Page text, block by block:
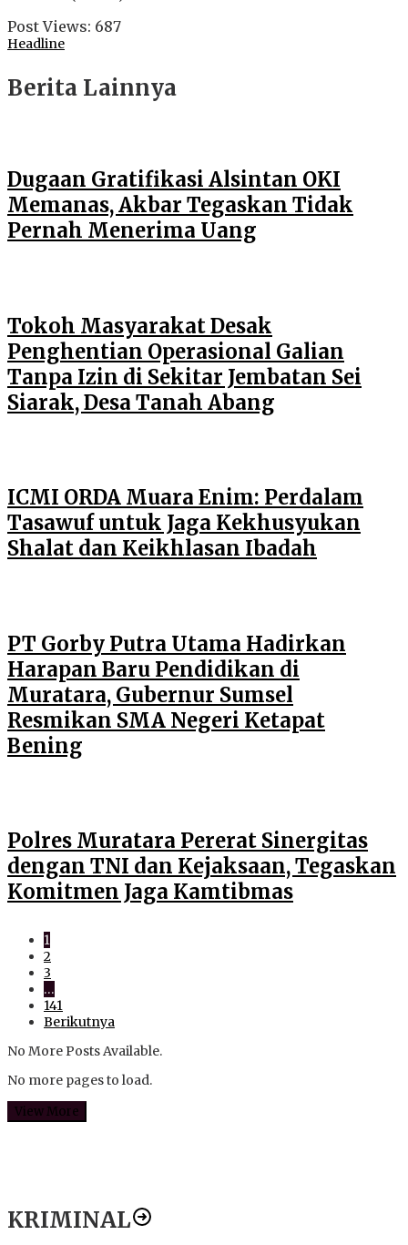
Post Views: 687
Headline
Berita Lainnya
Dugaan Gratifikasi Alsintan OKI
Memanas, Akbar Tegaskan Tidak
Pernah Menerima Uang
Tokoh Masyarakat Desak
Penghentian Operasional Galian
Tanpa Izin di Sekitar Jembatan Sei
Siarak, Desa Tanah Abang
ICMI ORDA Muara Enim: Perdalam
Tasawuf untuk Jaga Kekhusyukan
Shalat dan Keikhlasan Ibadah
PT Gorby Putra Utama Hadirkan
Harapan Baru Pendidikan di
Muratara, Gubernur Sumsel
Resmikan SMA Negeri Ketapat
Bening
Polres Muratara Pererat Sinergitas
dengan TNI dan Kejaksaan, Tegaskan
Komitmen Jaga Kamtibmas
1
2
3
…
141
Berikutnya
No More Posts Available.
No more pages to load.
View More
KRIMINAL